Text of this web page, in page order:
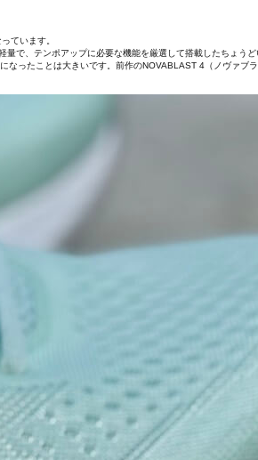
ています。
、テンポアップに必要な機能を厳選して搭載したちょう
ったことは大きいです。前作のNOVABLAST 4（ノヴァブ